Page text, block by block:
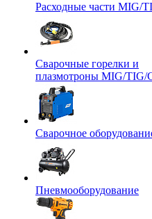
Расходные части MIG/
Сварочные горелки и
плазмотроны MIG/TIG/
Сварочное
Пневмооборудование